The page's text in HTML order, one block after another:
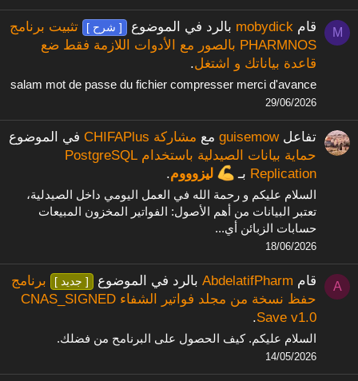
M قام mobydick بالرد في الموضوع [ شرح ]
تثبيت برنامج
PHARMNOS بالصور مع الأدوات اللازمة فقط ضع
قاعدة بياناتك و اشتغل.
salam mot de passe du fichier compresser merci d'avance
29/06/2026
تفاعلguisemow مع مشاركة CHIFAPlus
في الموضوع
حماية بيانات الصيدلية باستخدام PostgreSQL
Replication بـ ليزوووم.
السلام عليكم و رحمة الله في العمل اليومي داخل الصيدلية،
تعتبر البيانات من أهم الأصول: الفواتير المخزون المبيعات
حسابات الزبائن أي...
18/06/2026
A قام AbdelatifPharm بالرد في الموضوع [ جديد ]
برنامج
حفظ نسخة من مجلد فواتير الشفاء CNAS_SIGNED
Save v1.0
.
السلام عليكم. كيف الحصول على البرنامح من فضلك.
14/05/2026